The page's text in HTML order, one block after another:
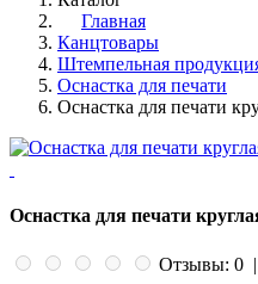
Главная
Канцтовары
Штемпельная
Оснастка для печати
Оснастка для печати
Оснастка для печати
Отзывы: 0 |